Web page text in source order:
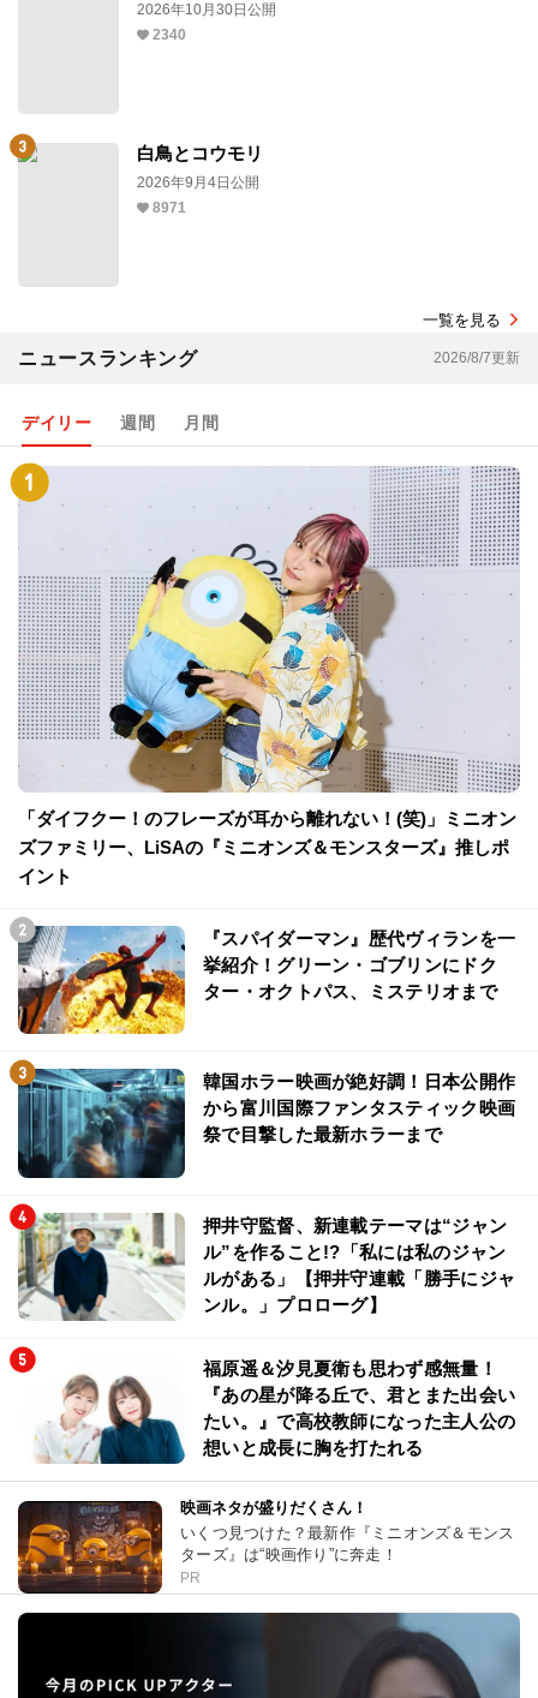
2026年10月30日公開
2340
白鳥とコウモリ
2026年9月4日公開
8971
一覧を見る
ニュースランキング 2026/8/7更新
デイリー 週間 月間
「ダイフクー！のフレーズが耳から離れない！(笑)」ミニオン
ズファミリー、LiSAの『ミニオンズ＆モンスターズ』推しポ
イント
『スパイダーマン』歴代ヴィランを一
挙紹介！グリーン・ゴブリンにドク
ター・オクトパス、ミステリオまで
韓国ホラー映画が絶好調！日本公開作
から富川国際ファンタスティック映画
祭で目撃した最新ホラーまで
押井守監督、新連載テーマは“ジャン
ル”を作ること!?「私には私のジャン
ルがある」【押井守連載「勝手にジャ
ンル。」プロローグ】
福原遥＆汐見夏衛も思わず感無量！
『あの星が降る丘で、君とまた出会い
たい。』で高校教師になった主人公の
想いと成長に胸を打たれる
映画ネタが盛りだくさん！
いくつ見つけた？最新作『ミニオンズ＆モンス
ターズ』は“映画作り”に奔走！
PR